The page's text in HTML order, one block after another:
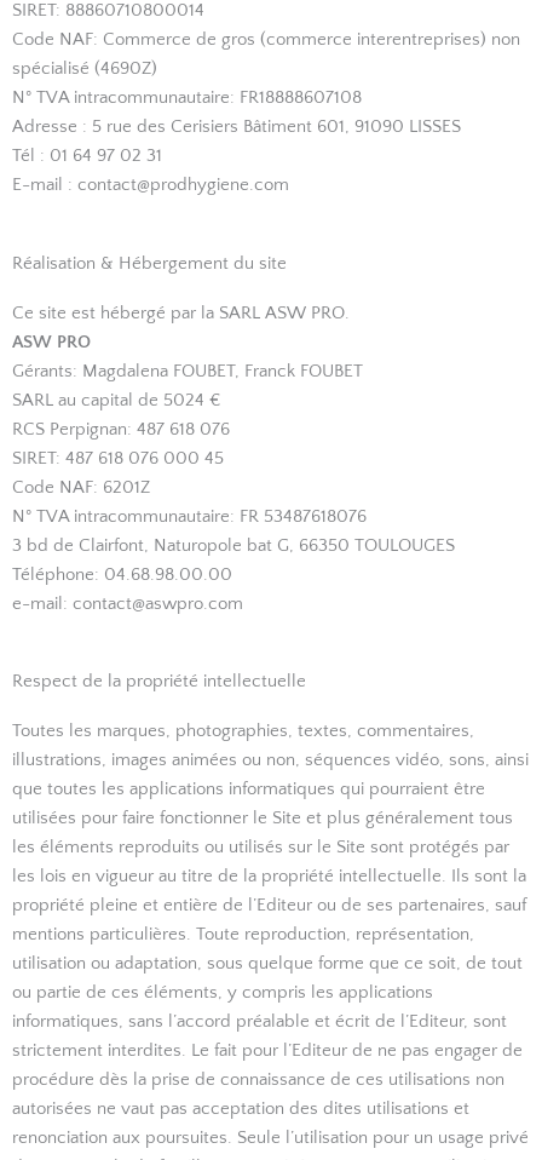
SIRET: 88860710800014
Code NAF: Commerce de gros (commerce interentreprises) non
spécialisé (4690Z)
N° TVA intracommunautaire: FR18888607108
Adresse : 5 rue des Cerisiers Bâtiment 601, 91090 LISSES
Tél : 01 64 97 02 31
E-mail : contact@prodhygiene.com
Réalisation & Hébergement du site
Ce site est hébergé par la SARL ASW PRO.
ASW PRO
Gérants: Magdalena FOUBET, Franck FOUBET
SARL au capital de 5024 €
RCS Perpignan: 487 618 076
SIRET: 487 618 076 000 45
Code NAF: 6201Z
N° TVA intracommunautaire: FR 53487618076
3 bd de Clairfont, Naturopole bat G, 66350 TOULOUGES
Téléphone: 04.68.98.00.00
e-mail: contact@aswpro.com
Respect de la propriété intellectuelle
Toutes les marques, photographies, textes, commentaires,
illustrations, images animées ou non, séquences vidéo, sons, ainsi
que toutes les applications informatiques qui pourraient être
utilisées pour faire fonctionner le Site et plus généralement tous
les éléments reproduits ou utilisés sur le Site sont protégés par
les lois en vigueur au titre de la propriété intellectuelle. Ils sont la
propriété pleine et entière de l’Editeur ou de ses partenaires, sauf
mentions particulières. Toute reproduction, représentation,
utilisation ou adaptation, sous quelque forme que ce soit, de tout
ou partie de ces éléments, y compris les applications
informatiques, sans l’accord préalable et écrit de l’Editeur, sont
strictement interdites. Le fait pour l’Editeur de ne pas engager de
procédure dès la prise de connaissance de ces utilisations non
autorisées ne vaut pas acceptation des dites utilisations et
renonciation aux poursuites. Seule l’utilisation pour un usage privé